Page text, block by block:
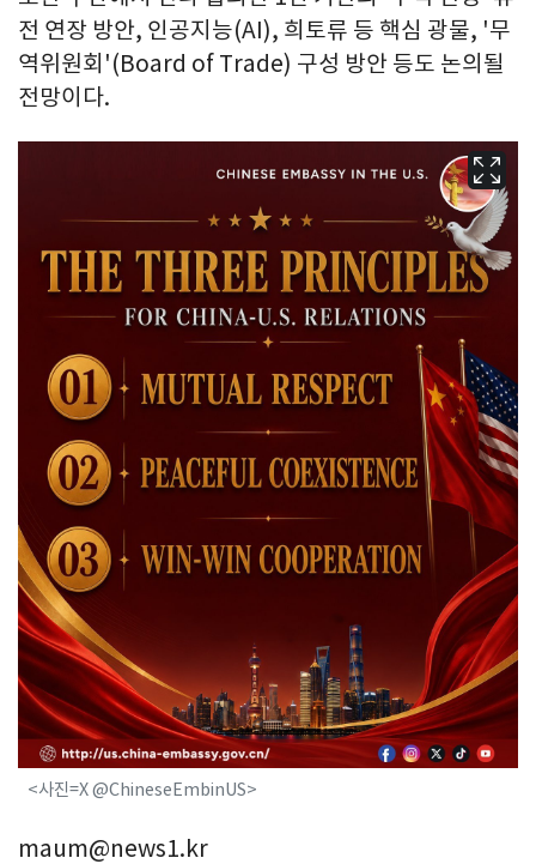
전 연장 방안, 인공지능(AI), 희토류 등 핵심 광물, '무
역위원회'(Board of Trade) 구성 방안 등도 논의될
전망이다.
<사진=X @ChineseEmbinUS>
maum@news1.kr